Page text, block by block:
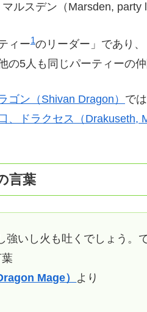
ルスデン（Marsden, party
ィー1のリーダー」であり
の5人も同じパーティーの
ゴン（Shivan Dragon） で
、ドラクセス（Drakuseth,
言葉
強いし火も吐くでしょう。
Mage） より